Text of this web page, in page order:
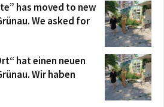
has moved to new
We asked for
hat einen neuen
Wir haben